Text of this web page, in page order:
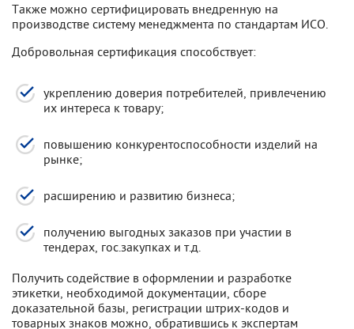
Также можно сертифицировать внедренную на
производстве систему менеджмента по стандартам ИСО.
Добровольная сертификация способствует:
укреплению доверия потребителей, привлечению
их интереса к товару;
повышению конкурентоспособности изделий на
рынке;
расширению и развитию бизнеса;
получению выгодных заказов при участии в
тендерах, гос.закупках и т.д.
Получить содействие в оформлении и разработке
этикетки, необходимой документации, сборе
доказательной базы, регистрации штрих-кодов и
товарных знаков можно, обратившись к экспертам